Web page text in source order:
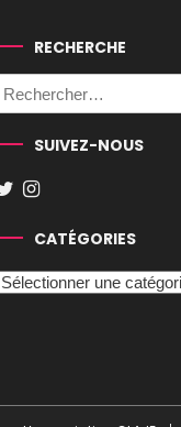
RECHERCHE
SUIVEZ-NOUS
CATÉGORIES